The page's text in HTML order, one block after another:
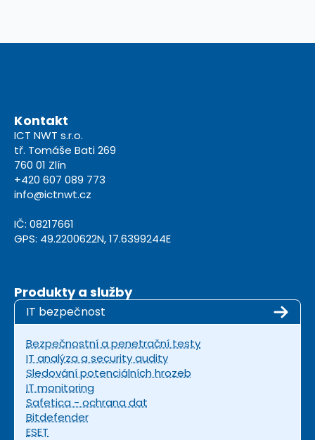
Kontakt
ICT NWT s.r.o.
tř. Tomáše Bati 269
760 01 Zlín
+420 607 089 773
info@ictnwt.cz
IČ: 08217661
GPS: 49.2200622N, 17.6399244E
Produkty a služby
IT bezpečnost
Bezpečnostní a penetrační testy
IT analýza a security audity
Sledování potenciálních hrozeb
IT monitoring
Safetica - ochrana dat
Bitdefender
ESET